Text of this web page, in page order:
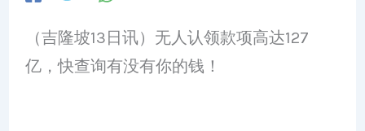
（吉隆坡13日讯）无人认领款项高达127
亿，快查询有没有你的钱！